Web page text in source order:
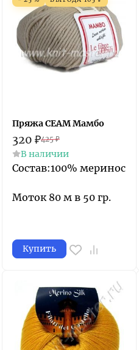
Пряжа СЕАМ Мамбо
320 ₽425 ₽
В наличии
Состав:100% меринос
Моток 80 м в 50 гр.
Купить